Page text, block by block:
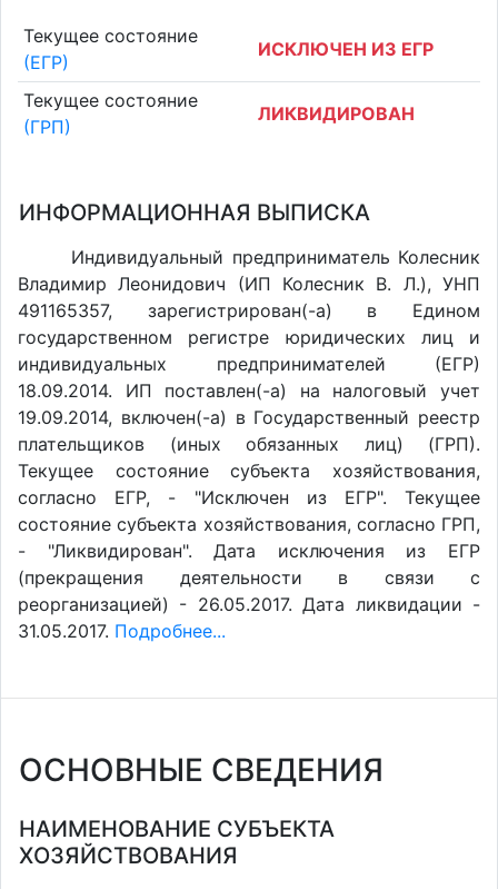
Текущее состояние
(ЕГР)
ИСКЛЮЧЕН ИЗ ЕГР
Текущее состояние
(ГРП)
ЛИКВИДИРОВАН
ИНФОРМАЦИОННАЯ ВЫПИСКА
Индивидуальный предприниматель Колесник
Владимир Леонидович (ИП Колесник В. Л.), УНП
491165357, зарегистрирован(-а) в Едином
государственном регистре юридических лиц и
индивидуальных предпринимателей (ЕГР)
18.09.2014. ИП поставлен(-a) на налоговый учет
19.09.2014, включен(-a) в Государственный реестр
плательщиков (иных обязанных лиц) (ГРП).
Текущее состояние субъекта хозяйствования,
согласно ЕГР, - "Исключен из ЕГР". Текущее
состояние субъекта хозяйствования, согласно ГРП,
- "Ликвидирован". Дата исключения из ЕГР
(прекращения деятельности в связи с
реорганизацией) - 26.05.2017. Дата ликвидации -
31.05.2017. Подробнее...
ОСНОВНЫЕ СВЕДЕНИЯ
НАИМЕНОВАНИЕ СУБЪЕКТА
ХОЗЯЙСТВОВАНИЯ